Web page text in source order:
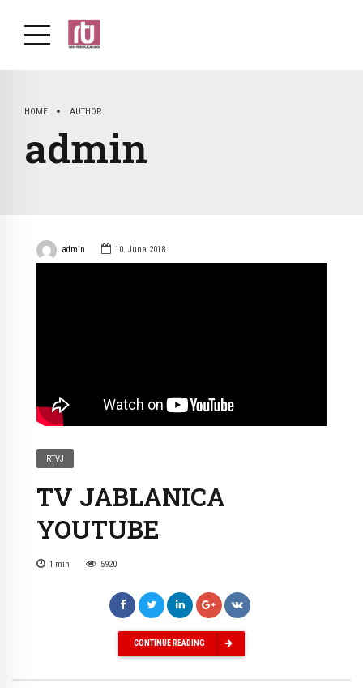
HOME AUTHOR
admin
admin 10. Juna 2018.
RTVJ
TV JABLANICA
YOUTUBE
1 min 5920
CONTINUE READING